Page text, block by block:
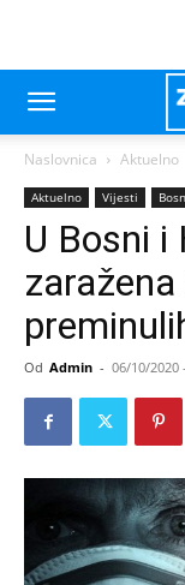
Naslovnica Aktuelno
Aktuelno Vijesti
U Bosni i
Od Admin - 06/10/2020